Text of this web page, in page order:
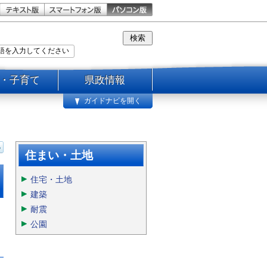
子育て 県政情報
ガイドナビを開く
住まい・土地
住宅・土地
建築
耐震
公園